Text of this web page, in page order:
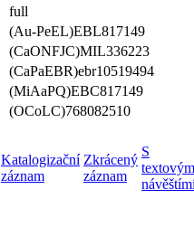
full
(Au-PeEL)EBL817149
(CaONFJC)MIL336223
(CaPaEBR)ebr10519494
(MiAaPQ)EBC817149
(OCoLC)768082510
Katalogizační
záznam
Zkrácený
záznam
S
návěštími